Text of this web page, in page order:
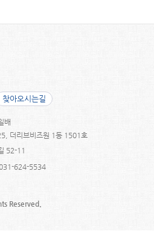
찾아오시는길
배
더리브비즈원 1동 1501호
52-11
624-5534
Reserved.